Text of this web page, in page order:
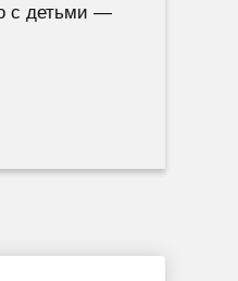
с детьми —